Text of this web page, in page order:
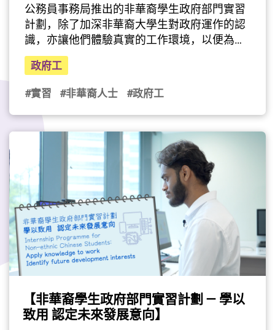
公務員事務局推出的非華裔學生政府部門實習
計劃，除了加深非華裔大學生對政府運作的認
識，亦讓他們體驗真實的工作環境，以便為未
來的事業發展作好裝備。實習生Lama Sujata
(Sujata)獲派到康樂及文化事務署藝術節辦事
處，實習期間參與宣傳品設計、藝人接待及場
地協調等支援節目籌備的後勤工作，過程中
Sujata更熟習設計及影像處理軟件的應用，同
時增加她對活動策劃的認識，對未來投身職場
有很大幫助。她亦在實習中發現自己比較喜歡
能夠結合公共互動及實務操作的工作，公務員
隊伍當中亦不乏這類職位，令她有興趣在畢業
後加入公務員團隊。請收看Sujata的分享。
（影片由公務員事務局提供）
政府工
#實習
#非華裔人士 #政府工
【非華裔學生政府部門實習計劃 — 學以
致用 認定未來發展意向】